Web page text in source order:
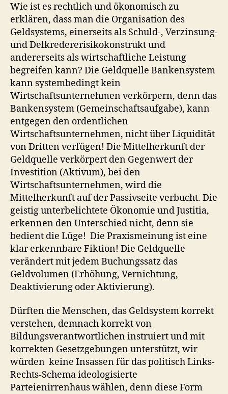
Wie ist es rechtlich und ökonomisch zu
erklären, dass man die Organisation des
Geldsystems, einerseits als Schuld-, Verzinsung-
und Delkredererisikokonstrukt und
andererseits als wirtschaftliche Leistung
begreifen kann? Die Geldquelle Bankensystem
kann systembedingt kein
Wirtschaftsunternehmen verkörpern, denn das
Bankensystem (Gemeinschaftsaufgabe), kann
entgegen den ordentlichen
Wirtschaftsunternehmen, nicht über Liquidität
von Dritten verfügen! Die Mittelherkunft der
Geldquelle verkörpert den Gegenwert der
Investition (Aktivum), bei den
Wirtschaftsunternehmen, wird die
Mittelherkunft auf der Passivseite verbucht. Die
geistig unterbelichtete Ökonomie und Justitia,
erkennen den Unterschied nicht, denn sie
bedient die Lüge! Die Praxismeinung ist eine
klar erkennbare Fiktion! Die Geldquelle
verändert mit jedem Buchungssatz das
Geldvolumen (Erhöhung, Vernichtung,
Deaktivierung oder Aktivierung).
Dürften die Menschen, das Geldsystem korrekt
verstehen, demnach korrekt von
Bildungsverantwortlichen instruiert und mit
korrekten Gesetzgebungen unterstützt, wir
würden keine Insassen für das politisch Links-
Rechts-Schema ideologisierte
Parteienirrenhaus wählen, denn diese Form